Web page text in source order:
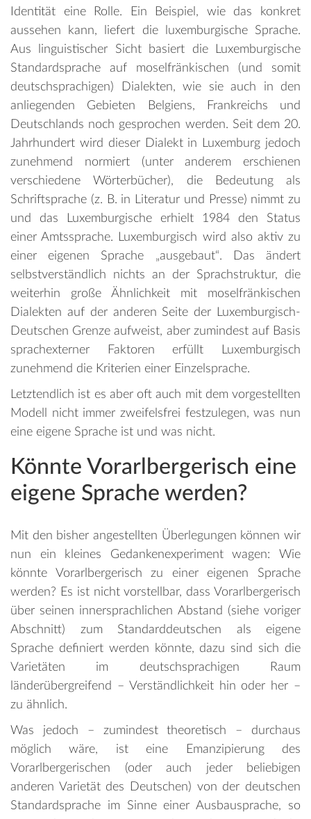
Identität eine Rolle. Ein Beispiel, wie das konkret
aussehen kann, liefert die luxemburgische Sprache.
Aus linguistischer Sicht basiert die Luxemburgische
Standardsprache auf moselfränkischen (und somit
deutschsprachigen) Dialekten, wie sie auch in den
anliegenden Gebieten Belgiens, Frankreichs und
Deutschlands noch gesprochen werden. Seit dem 20.
Jahrhundert wird dieser Dialekt in Luxemburg jedoch
zunehmend normiert (unter anderem erschienen
verschiedene Wörterbücher), die Bedeutung als
Schriftsprache (z. B. in Literatur und Presse) nimmt zu
und das Luxemburgische erhielt 1984 den Status
einer Amtssprache. Luxemburgisch wird also aktiv zu
einer eigenen Sprache „ausgebaut“. Das ändert
selbstverständlich nichts an der Sprachstruktur, die
weiterhin große Ähnlichkeit mit moselfränkischen
Dialekten auf der anderen Seite der Luxemburgisch-
Deutschen Grenze aufweist, aber zumindest auf Basis
sprachexterner Faktoren erfüllt Luxemburgisch
zunehmend die Kriterien einer Einzelsprache.
Letztendlich ist es aber oft auch mit dem vorgestellten
Modell nicht immer zweifelsfrei festzulegen, was nun
eine eigene Sprache ist und was nicht.
Könnte Vorarlbergerisch eine
eigene Sprache werden?
Mit den bisher angestellten Überlegungen können wir
nun ein kleines Gedankenexperiment wagen: Wie
könnte Vorarlbergerisch zu einer eigenen Sprache
werden? Es ist nicht vorstellbar, dass Vorarlbergerisch
über seinen innersprachlichen Abstand (siehe voriger
Abschnitt) zum Standarddeutschen als eigene
Sprache definiert werden könnte, dazu sind sich die
Varietäten im deutschsprachigen Raum
länderübergreifend – Verständlichkeit hin oder her –
zu ähnlich.
Was jedoch – zumindest theoretisch – durchaus
möglich wäre, ist eine Emanzipierung des
Vorarlbergerischen (oder auch jeder beliebigen
anderen Varietät des Deutschen) von der deutschen
Standardsprache im Sinne einer Ausbausprache, so